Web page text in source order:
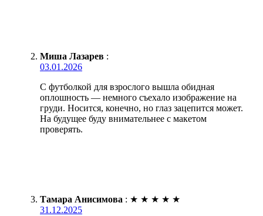
Миша Лазарев :
03.01.2026
С футболкой для взрослого вышла обидная
оплошность — немного съехало изображение на
груди. Носится, конечно, но глаз зацепится может.
На будущее буду внимательнее с макетом
проверять.
Тамара Анисимова : ★ ★ ★ ★ ★
31.12.2025